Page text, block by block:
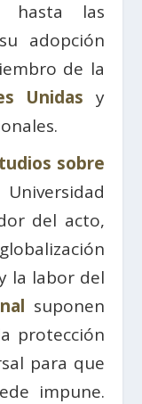
hasta las
adopción
de la
Unidas y
sobre
del acto,
la labor del
suponen
protección
para que
impune.